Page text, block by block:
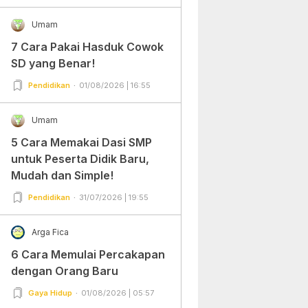
Umam
7 Cara Pakai Hasduk Cowok
SD yang Benar!
Pendidikan 01/08/2026 | 16:55
Umam
5 Cara Memakai Dasi SMP
untuk Peserta Didik Baru,
Mudah dan Simple!
Pendidikan 31/07/2026 | 19:55
Arga Fica
6 Cara Memulai Percakapan
dengan Orang Baru
Gaya Hidup 01/08/2026 | 05:57